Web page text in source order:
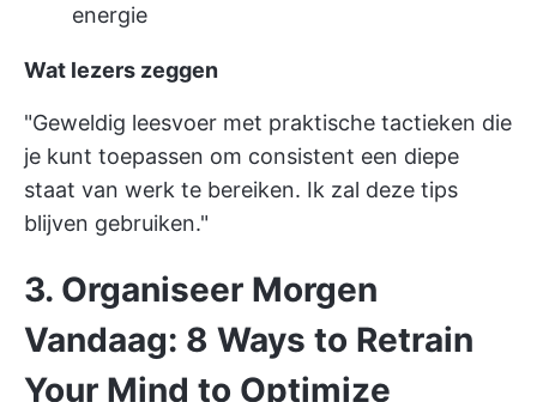
energie
Wat lezers zeggen
"Geweldig leesvoer met praktische tactieken die
je kunt toepassen om consistent een diepe
staat van werk te bereiken. Ik zal deze tips
blijven gebruiken."
3. Organiseer Morgen
Vandaag: 8 Ways to Retrain
Your Mind to Optimize